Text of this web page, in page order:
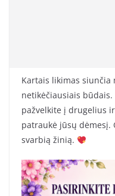
Kartais likimas siunčia
netikėčiausiais
pažvelkite į drugelius
patraukė jūsų
svarbią žinią.